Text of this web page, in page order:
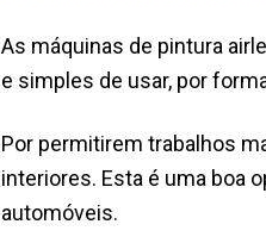
As máquinas de pintura
e simples de usar, por
Por permitirem trabalhos
interiores. Esta é uma boa
automóveis.